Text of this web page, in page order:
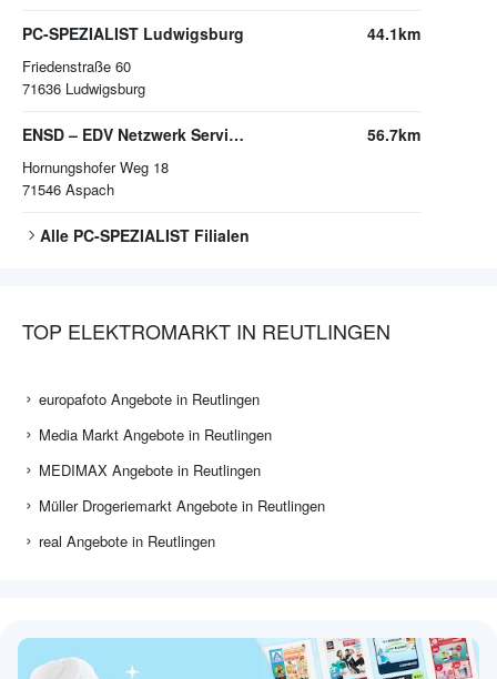
PC-SPEZIALIST Ludwigsburg
Friedenstraße 60
71636 Ludwigsburg
44.1km
ENSD – EDV Netzwerk Service Dürr Ralf Dürr
Hornungshofer Weg 18
71546 Aspach
56.7km
Alle PC-SPEZIALIST Filialen
TOP ELEKTROMARKT IN REUTLINGEN
europafoto Angebote in Reutlingen
Media Markt Angebote in Reutlingen
MEDIMAX Angebote in Reutlingen
Müller Drogeriemarkt Angebote in Reutlingen
real Angebote in Reutlingen